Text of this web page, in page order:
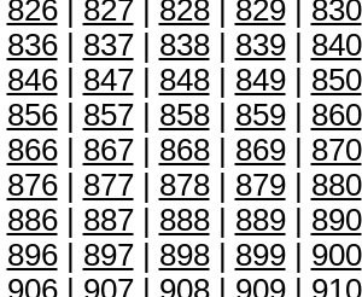
826| 827| 828| 829| 830
836| 837| 838| 839| 840
846| 847| 848| 849| 850
856| 857| 858| 859| 860
866| 867| 868| 869| 870
876| 877| 878| 879| 880
886| 887| 888| 889| 890
896| 897| 898| 899| 900
906| 907| 908| 909| 910